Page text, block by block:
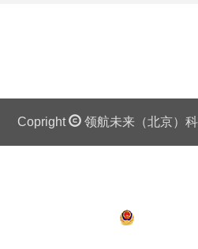
Copright 领航未来（北京）